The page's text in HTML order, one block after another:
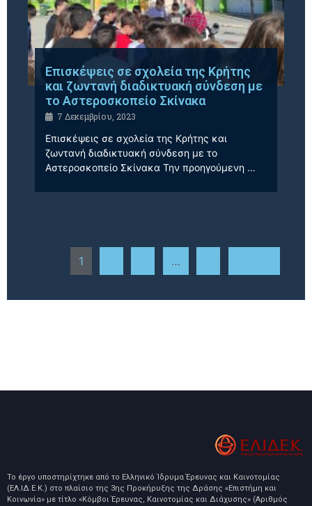
Επισκέψεις σε σχολεία της Κρήτης
και ζωντανή διαδικτυακή σύνδεση με
το Αστεροσκοπείο Σκίνακα
7 Δεκεμβρίου, 2023
Επισκέψεις σε σχολεία της Κρήτης και
ζωντανή διαδικτυακή σύνδεση με το
Αστεροσκοπείο Σκίνακα Την προηγούμενη …
1 …
Το έργο υποστηρίχτηκε από το Ελληνικό Ίδρυμα Έρευνας και Καινοτομίας
(ΕΛ.ΙΔ.Ε.Κ.) στο πλαίσιο της 3ης Προκήρυξης της Δράσης «Επιστήμη και
Κοινωνία» με τίτλο «Κόμβοι Έρευνας, Καινοτομίας και Διάχυσης» (Αριθμός